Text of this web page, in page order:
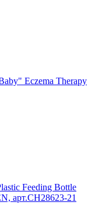
Eczema Therapy
Feeding Bottle
арт.CH28623-21